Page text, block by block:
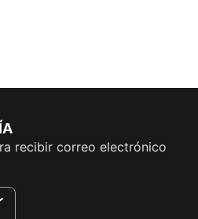
recibir correo electrónico